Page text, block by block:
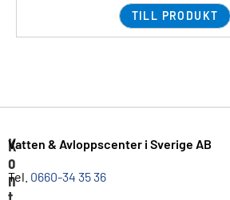
TILL PRODUKT
K
o
n
Vatten & Avloppscenter i Sverige AB
Tel. 0660-34 35 36